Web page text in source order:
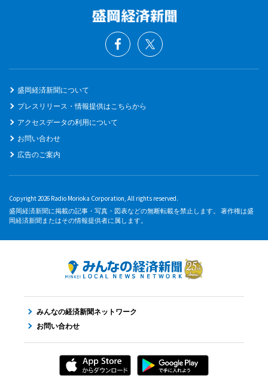
盛岡経済新聞について
プレスリリース・情報提供はこちらから
アクセスデータの利用について
お問い合わせ
広告のご案内
Copyright 2026 Radio Morioka Corporation, All rights reserved.
盛岡経済新聞に掲載の記事・写真・図表などの無断転載を禁止します。 著作権は盛
岡経済新聞またはその情報提供者に属します。
みんなの経済新聞ネットワーク
お問い合わせ